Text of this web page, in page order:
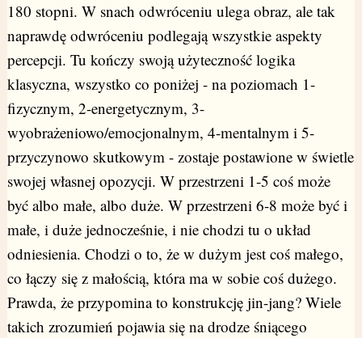
180 stopni. W snach odwróceniu ulega obraz, ale tak
naprawdę odwróceniu podlegają wszystkie aspekty
percepcji. Tu kończy swoją użyteczność logika
klasyczna, wszystko co poniżej - na poziomach 1-
fizycznym, 2-energetycznym, 3-
wyobrażeniowo/emocjonalnym, 4-mentalnym i 5-
przyczynowo skutkowym - zostaje postawione w świetle
swojej własnej opozycji. W przestrzeni 1-5 coś może
być albo małe, albo duże. W przestrzeni 6-8 może być i
małe, i duże jednocześnie, i nie chodzi tu o układ
odniesienia. Chodzi o to, że w dużym jest coś małego,
co łączy się z małością, która ma w sobie coś dużego.
Prawda, że przypomina to konstrukcję jin-jang? Wiele
takich zrozumień pojawia się na drodze śniącego